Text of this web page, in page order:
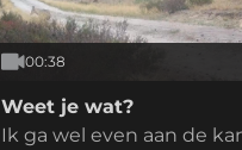
00:38
Weet je wat?
Ik ga wel even aan de